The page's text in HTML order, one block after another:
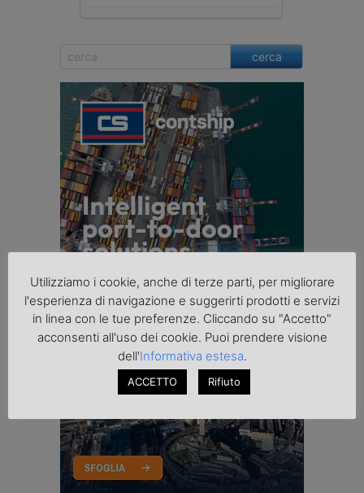
cerca
Utilizziamo i cookie, anche di terze parti, per migliorare
l'esperienza di navigazione e suggerirti prodotti e servizi
in linea con le tue preferenze. Cliccando su "Accetto"
acconsenti all'uso dei cookie. Puoi prendere visione
dell'Informativa estesa.
ACCETTO Rifiuto